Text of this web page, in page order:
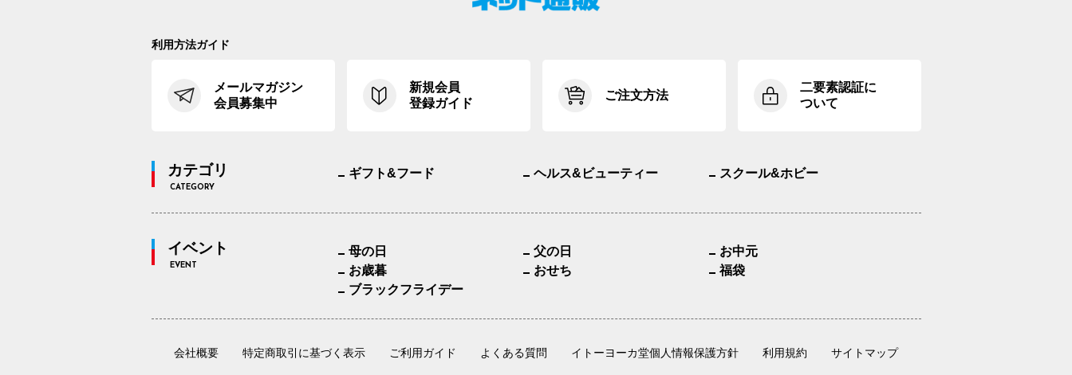
利用方法ガイド
メールマガジン
会員募集中
新規会員
登録ガイド
ご注文方法
二要素認証に
ついて
カテゴリ
CATEGORY
ギフト&フード ヘルス&ビューティー スクール&ホビー
イベント
EVENT
母の日 父の日
お中元
お歳暮
おせち
福袋
ブラックフライデー
会社概要 特定商取引に基づく表示 ご利用ガイド よくある質問 イトーヨーカ堂個人情報保護方針 利用規約 サイトマップ